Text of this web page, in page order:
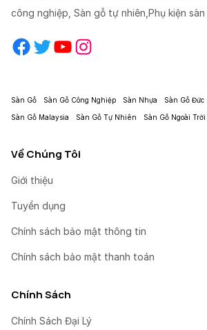
công nghiệp, Sàn gỗ tự nhiên,Phụ kiện sàn
Facebook Twitter YouTube Instagram
Sàn Gỗ Sàn Gỗ Công Nghiệp Sàn Nhựa Sàn Gỗ Đức
Sàn Gỗ Malaysia Sàn Gỗ Tự Nhiên Sàn Gỗ Ngoài Trời
Về Chúng Tôi
Giới thiệu
Tuyển dụng
Chính sách bảo mật thông tin
Chính sách bảo mật thanh toán
Chính Sách
Chính Sách Đại Lý